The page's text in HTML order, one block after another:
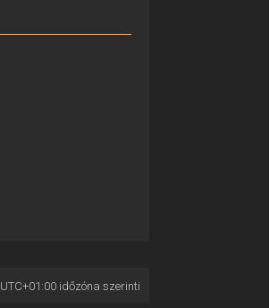
UTC+01:00időzóna szerinti